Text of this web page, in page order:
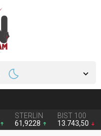
STERLİN
61,9228
BIST 100
13.743,50